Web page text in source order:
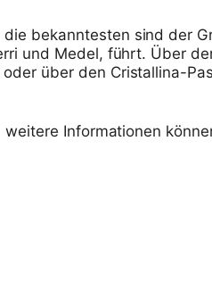
bekanntesten sind der
und Medel, führt. Über
über den Cristallina-
Informationen